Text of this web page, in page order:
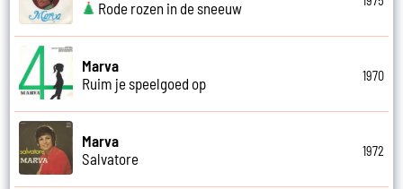
Rode rozen in de sneeuw
Marva
Ruim je speelgoed op
1970
Marva
Salvatore
1972